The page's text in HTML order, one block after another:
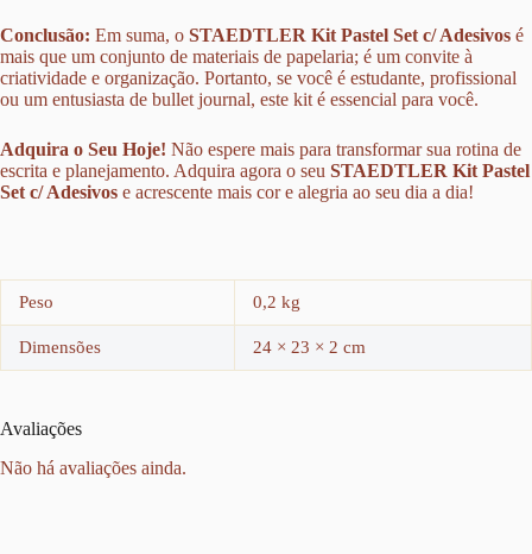
Conclusão: Em suma, o STAEDTLER Kit Pastel Set c/ Adesivos é
mais que um conjunto de materiais de papelaria; é um convite à
criatividade e organização. Portanto, se você é estudante, profissional
ou um entusiasta de bullet journal, este kit é essencial para você.
Adquira o Seu Hoje! Não espere mais para transformar sua rotina de
escrita e planejamento. Adquira agora o seu STAEDTLER Kit Pastel
Set c/ Adesivos e acrescente mais cor e alegria ao seu dia a dia!
Peso 0,2 kg
Dimensões 24 × 23 × 2 cm
Avaliações
Não há avaliações ainda.